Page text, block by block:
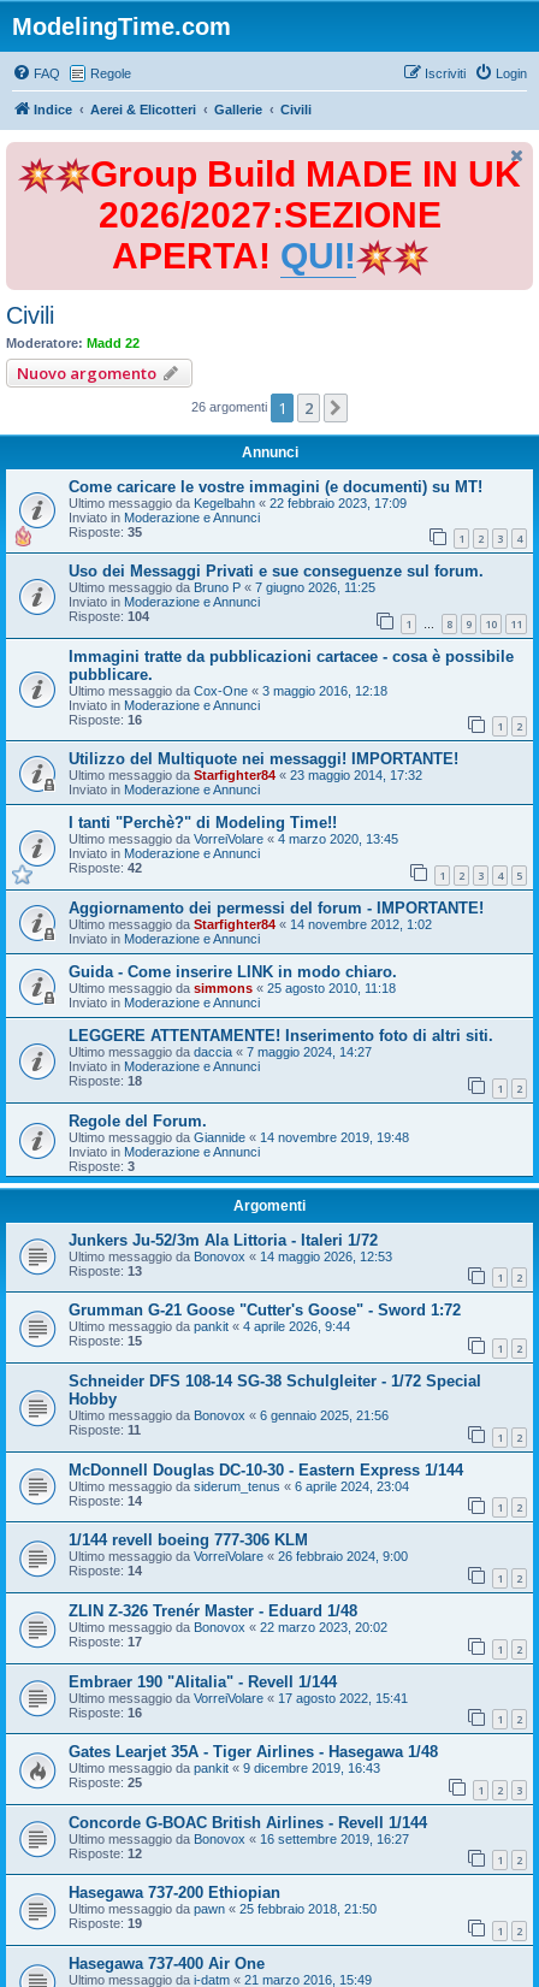
ModelingTime.com
FAQ Regole Login
Iscriviti
Indice Aerei & Elicotteri Gallerie Civili
Group Build MADE IN UK
2026/2027:SEZIONE
APERTA! QUI!
Civili
Moderatore: Madd 22
Nuovo argomento
26 argomenti 1 2
Annunci
Come caricare le vostre immagini (e documenti) su MT!
Ultimo messaggio da Kegelbahn « 22 febbraio 2023, 17:09
Inviato in Moderazione e Annunci
Risposte: 35 1 2 3 4
Uso dei Messaggi Privati e sue conseguenze sul forum.
Ultimo messaggio da Bruno P « 7 giugno 2026, 11:25
Inviato in Moderazione e Annunci
Risposte: 104 1 … 8 9 10 11
Immagini tratte da pubblicazioni cartacee - cosa è possibile
pubblicare.
Ultimo messaggio da Cox-One « 3 maggio 2016, 12:18
Inviato in Moderazione e Annunci
Risposte: 16 1 2
Utilizzo del Multiquote nei messaggi! IMPORTANTE!
Ultimo messaggio da Starfighter84 « 23 maggio 2014, 17:32
Inviato in Moderazione e Annunci
I tanti "Perchè?" di Modeling Time!!
Ultimo messaggio da VorreiVolare « 4 marzo 2020, 13:45
Inviato in Moderazione e Annunci
Risposte: 42 1 2 3 4 5
Aggiornamento dei permessi del forum - IMPORTANTE!
Ultimo messaggio da Starfighter84 « 14 novembre 2012, 1:02
Inviato in Moderazione e Annunci
Guida - Come inserire LINK in modo chiaro.
Ultimo messaggio da simmons « 25 agosto 2010, 11:18
Inviato in Moderazione e Annunci
LEGGERE ATTENTAMENTE! Inserimento foto di altri siti.
Ultimo messaggio da daccia « 7 maggio 2024, 14:27
Inviato in Moderazione e Annunci
Risposte: 18 1 2
Regole del Forum.
Ultimo messaggio da Giannide « 14 novembre 2019, 19:48
Inviato in Moderazione e Annunci
Risposte: 3
Argomenti
Junkers Ju-52/3m Ala Littoria - Italeri 1/72
Ultimo messaggio da Bonovox « 14 maggio 2026, 12:53
Risposte: 13 1 2
Grumman G-21 Goose "Cutter's Goose" - Sword 1:72
Ultimo messaggio da pankit « 4 aprile 2026, 9:44
Risposte: 15 1 2
Schneider DFS 108-14 SG-38 Schulgleiter - 1/72 Special
Hobby
Ultimo messaggio da Bonovox « 6 gennaio 2025, 21:56
Risposte: 11 1 2
McDonnell Douglas DC-10-30 - Eastern Express 1/144
Ultimo messaggio da siderum_tenus « 6 aprile 2024, 23:04
Risposte: 14 1 2
1/144 revell boeing 777-306 KLM
Ultimo messaggio da VorreiVolare « 26 febbraio 2024, 9:00
Risposte: 14 1 2
ZLIN Z-326 Trenér Master - Eduard 1/48
Ultimo messaggio da Bonovox « 22 marzo 2023, 20:02
Risposte: 17 1 2
Embraer 190 "Alitalia" - Revell 1/144
Ultimo messaggio da VorreiVolare « 17 agosto 2022, 15:41
Risposte: 16 1 2
Gates Learjet 35A - Tiger Airlines - Hasegawa 1/48
Ultimo messaggio da pankit « 9 dicembre 2019, 16:43
Risposte: 25 1 2 3
Concorde G-BOAC British Airlines - Revell 1/144
Ultimo messaggio da Bonovox « 16 settembre 2019, 16:27
Risposte: 12 1 2
Hasegawa 737-200 Ethiopian
Ultimo messaggio da pawn « 25 febbraio 2018, 21:50
Risposte: 19 1 2
Hasegawa 737-400 Air One
Ultimo messaggio da i-datm « 21 marzo 2016, 15:49